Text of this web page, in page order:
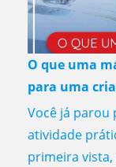
O que uma
para uma
Você já parou
atividade
primeira